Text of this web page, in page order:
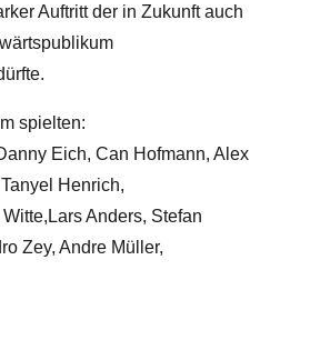
Auftritt der in Zukunft auch
spielten:
Eich, Can Hofmann, Alex
Henrich,
Anders, Stefan
Zey, Andre Müller,